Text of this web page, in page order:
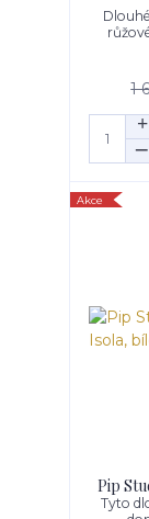
1
Akce
Pip
Tyto